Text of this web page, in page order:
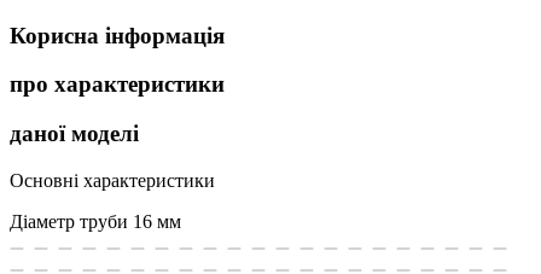
Корисна інформація
про характеристики
даної моделі
Основні характеристики
Діаметр труби 16 мм